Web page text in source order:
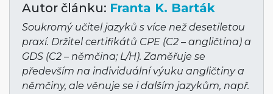
Autor článku: Franta K. Barták
Soukromý učitel jazyků s více než desetiletou
praxí. Držitel certifikátů CPE (C2 – angličtina) a
GDS (C2 – němčina; L/H). Zaměřuje se
především na individuální výuku angličtiny a
němčiny, ale věnuje se i dalším jazykům, např.